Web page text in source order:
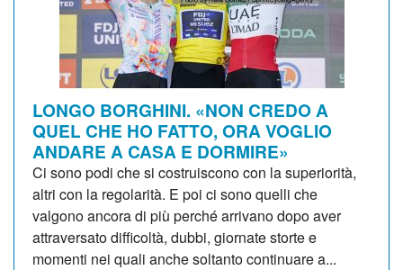
LONGO BORGHINI. «NON CREDO A
QUEL CHE HO FATTO, ORA VOGLIO
ANDARE A CASA E DORMIRE»
Ci sono podi che si costruiscono con la superiorità,
altri con la regolarità. E poi ci sono quelli che
valgono ancora di più perché arrivano dopo aver
attraversato difficoltà, dubbi, giornate storte e
momenti nei quali anche soltanto continuare a...